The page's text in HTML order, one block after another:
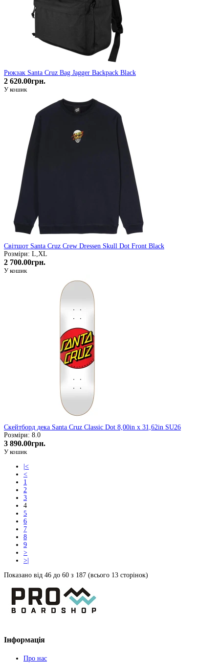
Рюкзак Santa Cruz Bag Jagger Backpack Black
2 620.00грн.
У кошик
Світшот Santa Cruz Crew Dressen Skull Dot Front Black
Розміри: L,XL
2 700.00грн.
У кошик
Скейтборд дека Santa Cruz Classic Dot 8,00in x 31,62in SU26
Розміри: 8.0
3 890.00грн.
У кошик
|<
<
1
2
3
4
5
6
7
8
9
>
>|
Показано від 46 до 60 з 187 (всього 13 сторінок)
Інформація
Про нас